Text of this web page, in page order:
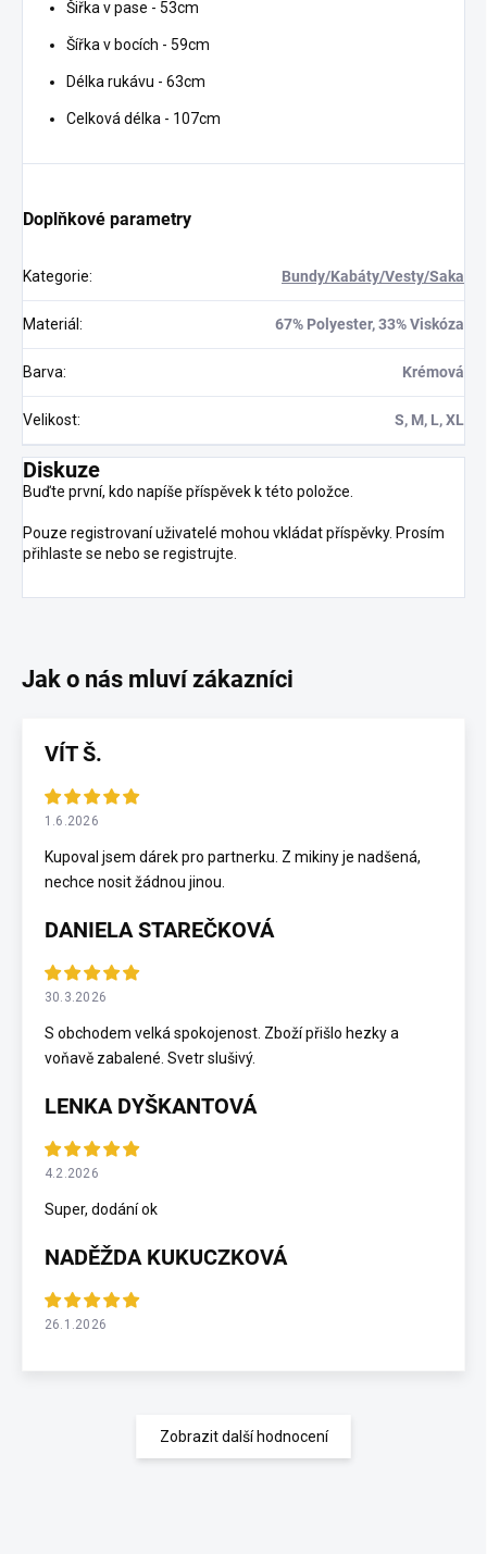
Šiřka v pase - 53cm
Šířka v bocích - 59cm
Délka rukávu - 63cm
Celková délka - 107cm
Doplňkové parametry
Kategorie: Bundy/Kabáty/Vesty/Saka
Materiál : 67% Polyester, 33% Viskóza
Barva: Krémová
Velikost: S, M, L, XL
Diskuze
Buďte první, kdo napíše příspěvek k této položce.
Pouze registrovaní uživatelé mohou vkládat příspěvky. Prosím
přihlaste se nebo se registrujte
VÍT Š.
1.6.2026
Kupoval jsem dárek pro partnerku. Z mikiny je nadšená,
nechce nosit žádnou jinou.
DANIELA STAREČKOVÁ
30.3.2026
S obchodem velká spokojenost. Zboží přišlo hezky a
voňavě zabalené. Svetr slušivý.
LENKA DYŠKANTOVÁ
4.2.2026
Super, dodání ok
NADĚŽDA KUKUCZKOVÁ
26.1.2026
Zobrazit další hodnocení